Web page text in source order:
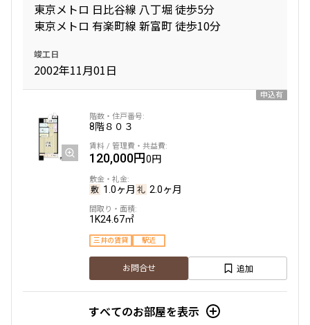
東京メトロ 日比谷線 八丁堀 徒歩5分
東京メトロ 有楽町線 新富町 徒歩10分
竣工日
2002年11月01日
申込有
8階８０３
120,000円0円
1.0ヶ月 2.0ヶ月
1K24.67㎡
三井の賃貸 駅近
お問合せ 追加
すべてのお部屋を表示